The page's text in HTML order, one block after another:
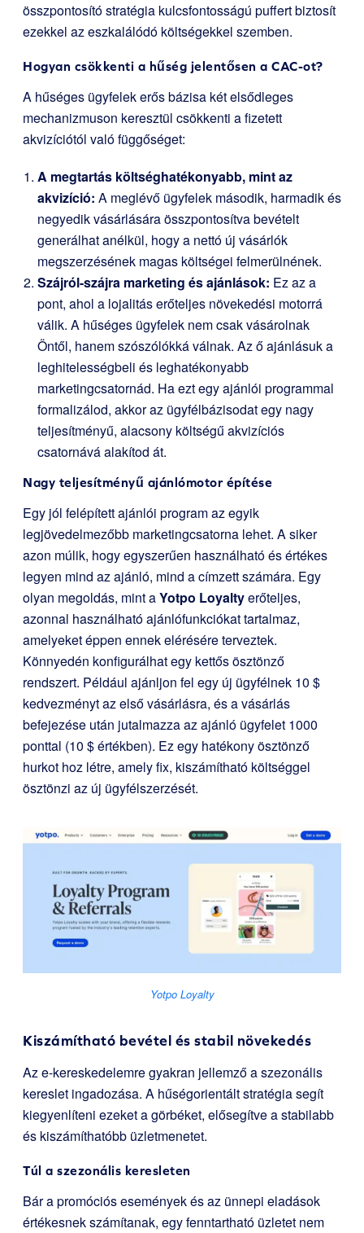
összpontosító stratégia kulcsfontosságú puffert biztosít
ezekkel az eszkalálódó költségekkel szemben.
Hogyan csökkenti a hűség jelentősen a CAC-ot?
A hűséges ügyfelek erős bázisa két elsődleges
mechanizmuson keresztül csökkenti a fizetett
akvizíciótól való függőséget:
A megtartás költséghatékonyabb, mint az
akvizíció: A meglévő ügyfelek második, harmadik és
negyedik vásárlására összpontosítva bevételt
generálhat anélkül, hogy a nettó új vásárlók
megszerzésének magas költségei felmerülnének.
Szájról-szájra marketing és ajánlások: Ez az a
pont, ahol a lojalitás erőteljes növekedési motorrá
válik. A hűséges ügyfelek nem csak vásárolnak
Öntől, hanem szószólókká válnak. Az ő ajánlásuk a
leghitelességbeli és leghatékonyabb
marketingcsatornád. Ha ezt egy ajánlói programmal
formalizálod, akkor az ügyfélbázisodat egy nagy
teljesítményű, alacsony költségű akvizíciós
csatornává alakítod át.
Nagy teljesítményű ajánlómotor építése
Egy jól felépített ajánlói program az egyik
legjövedelmezőbb marketingcsatorna lehet. A siker
azon múlik, hogy egyszerűen használható és értékes
legyen mind az ajánló, mind a címzett számára. Egy
olyan megoldás, mint aYotpo Loyaltyerőteljes,
azonnal használható ajánlófunkciókat tartalmaz,
amelyeket éppen ennek elérésére terveztek.
Könnyedén konfigurálhat egy kettős ösztönző
rendszert. Például ajánljon fel egy új ügyfélnek 10 $
kedvezményt az első vásárlásra, és a vásárlás
befejezése után jutalmazza az ajánló ügyfelet 1000
ponttal (10 $ értékben). Ez egy hatékony ösztönző
hurkot hoz létre, amely fix, kiszámítható költséggel
ösztönzi az új ügyfélszerzését.
Yotpo Loyalty
Kiszámítható bevétel és stabil növekedés
Az e-kereskedelemre gyakran jellemző a szezonális
kereslet ingadozása. A hűségorientált stratégia segít
kiegyenlíteni ezeket a görbéket, elősegítve a stabilabb
és kiszámíthatóbb üzletmenetet.
Túl a szezonális keresleten
Bár a promóciós események és az ünnepi eladások
értékesnek számítanak, egy fenntartható üzletet nem